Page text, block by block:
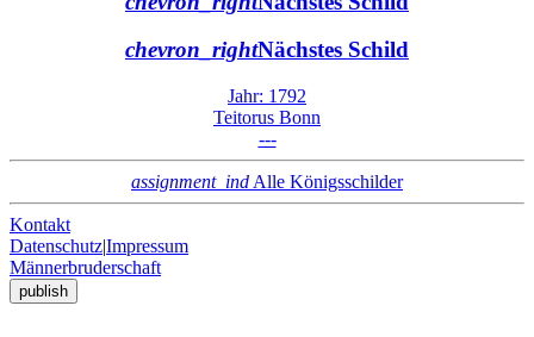
chevron_rightNächstes Schild
Jahr: 1792
Teitorus Bonn
---
assignment_ind Alle Königsschilder
Kontakt
Datenschutz|Impressum
Männerbruderschaft
publish